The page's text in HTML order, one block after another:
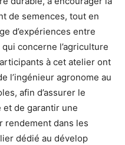
de semences, tout en
d’expériences entre
concerne l’agriculture
à cet atelier ont
l’ingénieur agronome au
afin d’assurer le
de garantir une
rendement dans les
dédié au dévelop